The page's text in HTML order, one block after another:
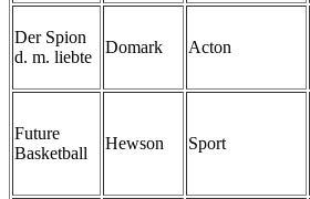
Der Spion
d. m. liebte
Domark Acton
Future
Basketball
Hewson Sport